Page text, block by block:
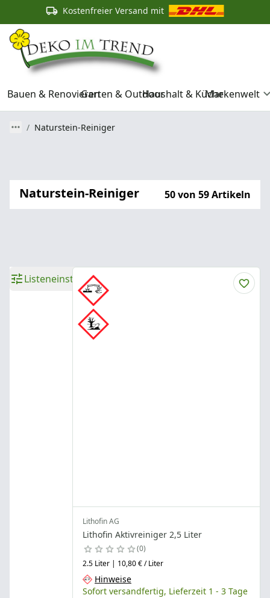
Kostenfreier Versand mit
Bauen & RenovierenGarten & OutdoorHaushalt & KücheMarkenwelt
Naturstein-Reiniger
Naturstein-Reiniger 50 von 59 Artikeln
Listeneinstellungen
Lithofin AG
Lithofin Aktivreiniger 2,5 Liter
0
2.5 Liter | 10,80 € / Liter
Hinweise
Sofort versandfertig, Lieferzeit 1 - 3 Tage